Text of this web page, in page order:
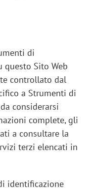
di
questo Sito Web
controllato dal
a Strumenti di
considerarsi
complete, gli
a consultare la
terzi elencati in
identificazione